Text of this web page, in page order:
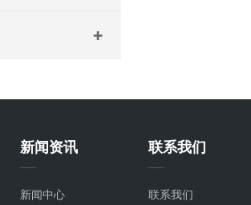
新闻资讯
新闻中心
联系我们
联系我们